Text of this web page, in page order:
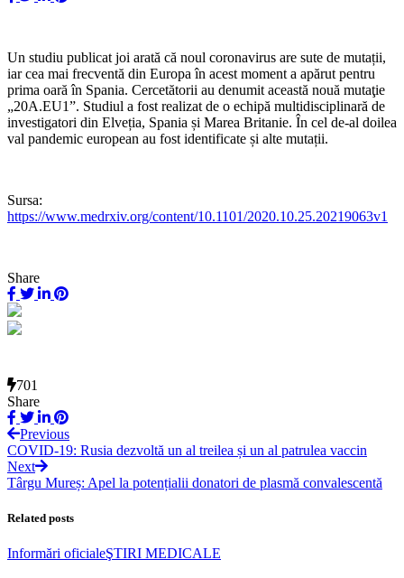
Un studiu publicat joi arată că noul coronavirus are sute de mutații,
iar cea mai frecventă din Europa în acest moment a apărut pentru
prima oară în Spania. Cercetătorii au denumit această nouă mutaţie
„20A.EU1”. Studiul a fost realizat de o echipă multidisciplinară de
investigatori din Elveția, Spania și Marea Britanie. În cel de-al doilea
val pandemic european au fost identificate și alte mutații.
Sursa:
https://www.medrxiv.org/content/10.1101/2020.10.25.20219063v1
Share
701
Share
Previous
COVID-19: Rusia dezvoltă un al treilea și un al patrulea vaccin
Next
Târgu Mureș: Apel la potențialii donatori de plasmă convalescentă
Related posts
Informări oficialeŞTIRI MEDICALE